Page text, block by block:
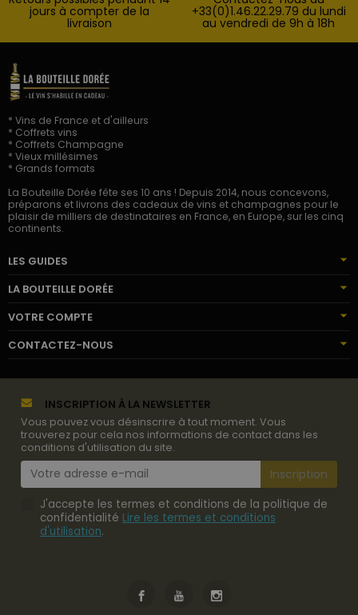
jours à compter de la
livraison
+33(0)1.46.22.29.79 du lundi
au vendredi de 9h à 18h
* Vins de France et d'ailleurs
* Coffrets vins
* Coffrets Champagne
* Vieux millésimes
* Grands formats
La Bouteille Dorée fête ses 10 ans ! Depuis 2014, nous concevons,
préparons et livrons des cadeaux de vins et champagnes pour le
plaisir de milliers de destinataires en France, en Europe, sur les cinq
continents.
LES GUIDES
LA BOUTEILLE DORÉE
VOTRE COMPTE
CONTACTEZ-NOUS
INSCRIPTION À LA NEWSLETTER
Vous pouvez vous désinscrire à tout moment. Vous
trouverez pour cela nos informations de contact dans les
conditions d'utilisation du site.
J'accepte les termes et conditions de la politique de
confidentialité Lire les termes et conditions
d'utilisation.